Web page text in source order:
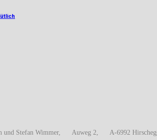
und Stefan Wimmer, Auweg 2, A-6992